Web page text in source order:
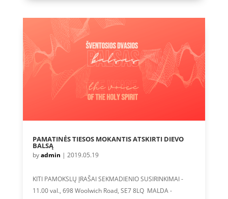
PAMATINĖS TIESOS MOKANTIS ATSKIRTI DIEVO
BALSĄ
byadmin | 2019.05.19
KITI PAMOKSLŲ ĮRAŠAI SEKMADIENIO SUSIRINKIMAI -
11.00 val., 698 Woolwich Road, SE7 8LQ MALDA -